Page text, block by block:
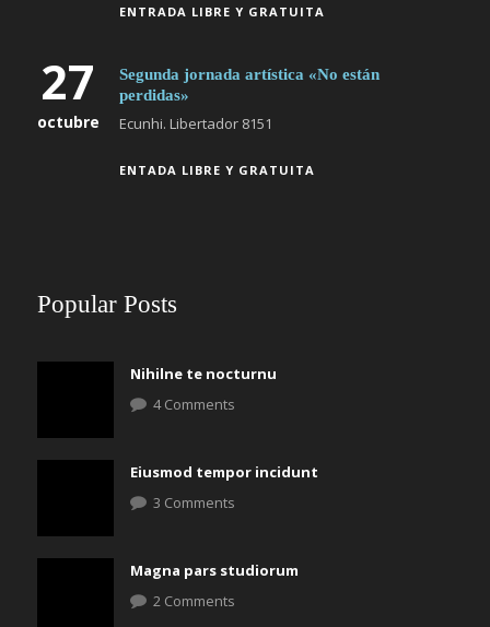
ENTRADA LIBRE Y GRATUITA
27
octubre
Segunda jornada artística «No están
perdidas»
Ecunhi. Libertador 8151
ENTADA LIBRE Y GRATUITA
Popular Posts
Nihilne te nocturnu
4 Comments
Eiusmod tempor incidunt
3 Comments
Magna pars studiorum
2 Comments